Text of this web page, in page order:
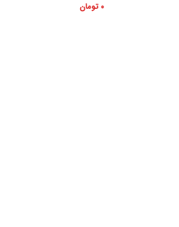
۰ تومان